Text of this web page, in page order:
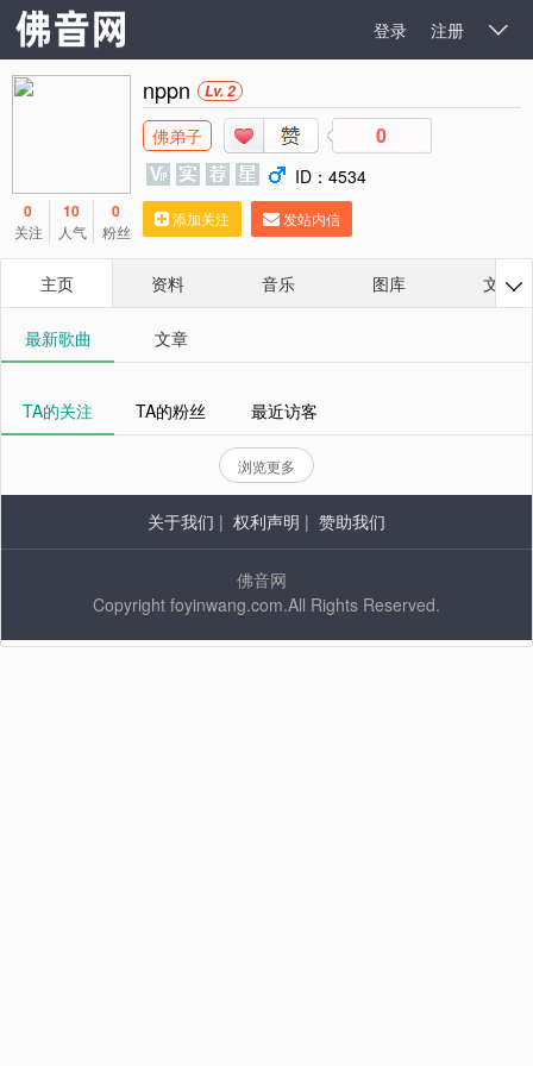

注册
登录
0
关注
10
人气
0
粉丝
nppn Lv. 2
佛弟子 0
ID：4534
添加关注 发站内信
主页 资料 音乐 图库 文章
最新歌曲 文章
TA的关注 TA的粉丝 最近访客
浏览更多
关于我们 | 权利声明 | 赞助我们
佛音网
Copyright foyinwang.com.All Rights Reserved.